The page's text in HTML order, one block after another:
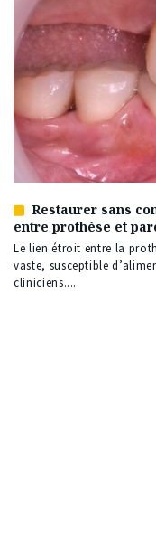
Article
réservé
à
nos
abonnés
Restaurer sans
entre prothèse et
Le lien étroit entre la
vaste, susceptible
cliniciens....